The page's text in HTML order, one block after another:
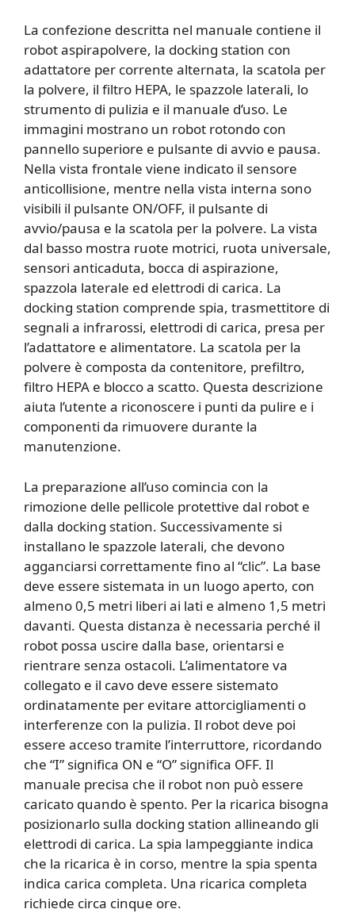
La confezione descritta nel manuale contiene il
robot aspirapolvere, la docking station con
adattatore per corrente alternata, la scatola per
la polvere, il filtro HEPA, le spazzole laterali, lo
strumento di pulizia e il manuale d’uso. Le
immagini mostrano un robot rotondo con
pannello superiore e pulsante di avvio e pausa.
Nella vista frontale viene indicato il sensore
anticollisione, mentre nella vista interna sono
visibili il pulsante ON/OFF, il pulsante di
avvio/pausa e la scatola per la polvere. La vista
dal basso mostra ruote motrici, ruota universale,
sensori anticaduta, bocca di aspirazione,
spazzola laterale ed elettrodi di carica. La
docking station comprende spia, trasmettitore di
segnali a infrarossi, elettrodi di carica, presa per
l’adattatore e alimentatore. La scatola per la
polvere è composta da contenitore, prefiltro,
filtro HEPA e blocco a scatto. Questa descrizione
aiuta l’utente a riconoscere i punti da pulire e i
componenti da rimuovere durante la
manutenzione.
La preparazione all’uso comincia con la
rimozione delle pellicole protettive dal robot e
dalla docking station. Successivamente si
installano le spazzole laterali, che devono
agganciarsi correttamente fino al “clic”. La base
deve essere sistemata in un luogo aperto, con
almeno 0,5 metri liberi ai lati e almeno 1,5 metri
davanti. Questa distanza è necessaria perché il
robot possa uscire dalla base, orientarsi e
rientrare senza ostacoli. L’alimentatore va
collegato e il cavo deve essere sistemato
ordinatamente per evitare attorcigliamenti o
interferenze con la pulizia. Il robot deve poi
essere acceso tramite l’interruttore, ricordando
che “I” significa ON e “O” significa OFF. Il
manuale precisa che il robot non può essere
caricato quando è spento. Per la ricarica bisogna
posizionarlo sulla docking station allineando gli
elettrodi di carica. La spia lampeggiante indica
che la ricarica è in corso, mentre la spia spenta
indica carica completa. Una ricarica completa
richiede circa cinque ore.